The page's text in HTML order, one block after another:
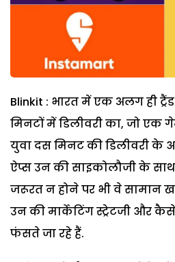
Blinkit : भारत में एक अलग ही
मिनटों में डिलीवरी का, जो एक
युवा दस मिनट की डिलीवरी के
ऐप्स उन की साइकोलौजी के
जरूरत न होने पर भी वे सामान
उन की मार्केटिंग स्ट्रेटजी और
फंसते जा रहे हैं.